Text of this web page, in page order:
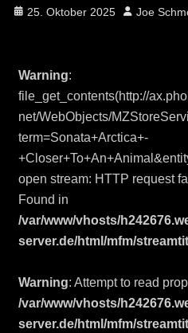
Posted
25. Oktober 2025 Author
Joe
Warning:
file_get_contents(http://
net/WebObjects/
term=Sonata+Arctica+-
open stream: HTTP request
Found in
/var/www/vhosts/
server.de/html/mfm/
Warning: Attempt to read
/var/www/vhosts/
server.de/html/mfm/